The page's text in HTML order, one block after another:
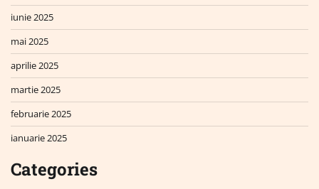
iunie 2025
mai 2025
aprilie 2025
martie 2025
februarie 2025
ianuarie 2025
Categories